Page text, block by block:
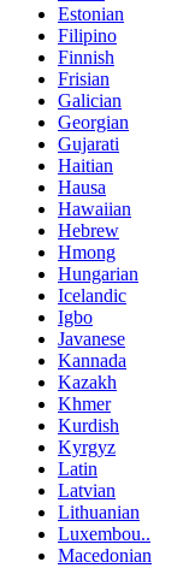
Estonian
Filipino
Finnish
Frisian
Galician
Georgian
Gujarati
Haitian
Hausa
Hawaiian
Hebrew
Hmong
Hungarian
Icelandic
Igbo
Javanese
Kannada
Kazakh
Khmer
Kurdish
Kyrgyz
Latin
Latvian
Lithuanian
Luxembou..
Macedonian